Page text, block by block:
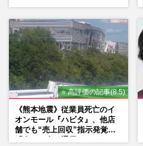
⭐ 高評価の記事(8.5)
《熊本地震》従業員死亡のイ
オンモール『ハビタ』、他店
舗でも“売上回収”指示発覚で